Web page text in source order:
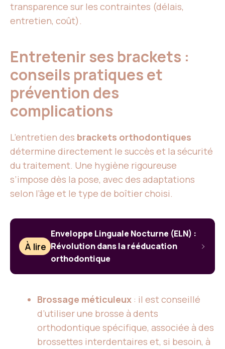
transparence sur les contraintes (délais,
entretien, coût).
Entretenir ses brackets :
conseils pratiques et
prévention des
complications
L’entretien des brackets orthodontiques
détermine directement le succès et la sécurité
du traitement. Une hygiène rigoureuse
s’impose dès la pose, avec des adaptations
selon l’âge et le type de boîtier choisi.
À lire
Enveloppe Linguale Nocturne (ELN) :
Révolution dans la rééducation
orthodontique
Brossage méticuleux : il est conseillé
d’utiliser une brosse à dents
orthodontique spécifique, associée à des
brossettes interdentaires et, si besoin, à